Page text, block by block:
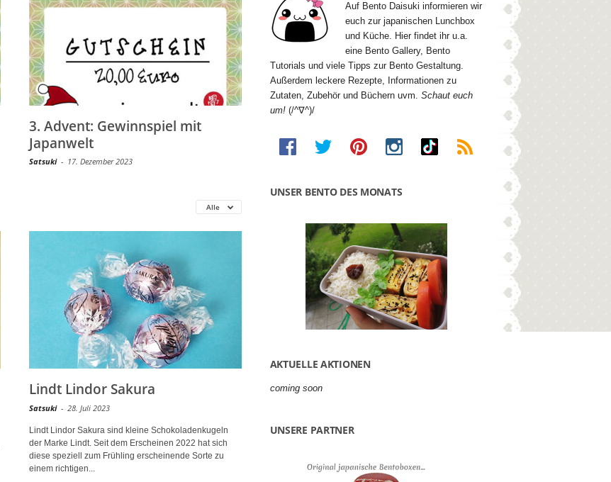
3. Advent: Gewinnspiel mit
Japanwelt
Satsuki - 17. Dezember 2023
Alle
Lindt Lindor Sakura
Satsuki - 28. Juli 2023
Lindt Lindor Sakura sind kleine Schokoladenkugeln
der Marke Lindt. Seit dem Erscheinen 2022 hat sich
diese speziell zum Frühling erscheinende Sorte zu
einem richtigen...
Auf Bento Daisuki informieren wir
euch zur japanischen Lunchbox
und Küche. Hier findet ihr u.a.
eine Bento Gallery, Bento
Tutorials und viele Tipps zur Bento Gestaltung.
Außerdem leckere Rezepte, Informationen zu
Zutaten, Zubehör und Büchern uvm. Schaut euch
um!(/^∇^)/
UNSER BENTO DES MONATS
AKTUELLE AKTIONEN
coming soon
UNSERE PARTNER